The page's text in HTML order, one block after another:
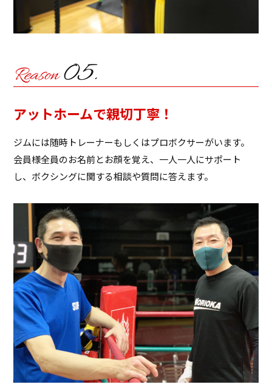
アットホームで親切丁寧！
ジムには随時トレーナーもしくはプロボクサーがいます。
会員様全員のお名前とお顔を覚え、一人一人にサポート
し、ボクシングに関する相談や質問に答えます。